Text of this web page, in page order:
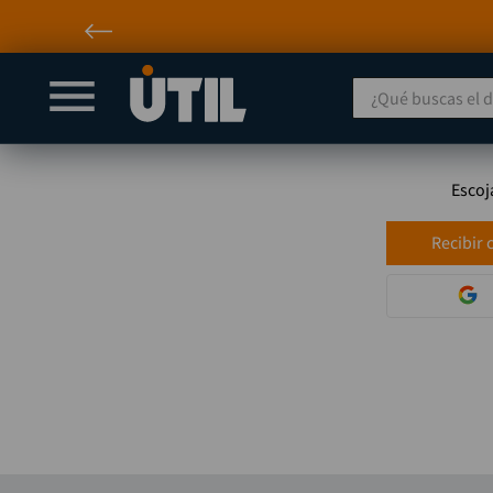
¿Qué buscas el día
Recibir